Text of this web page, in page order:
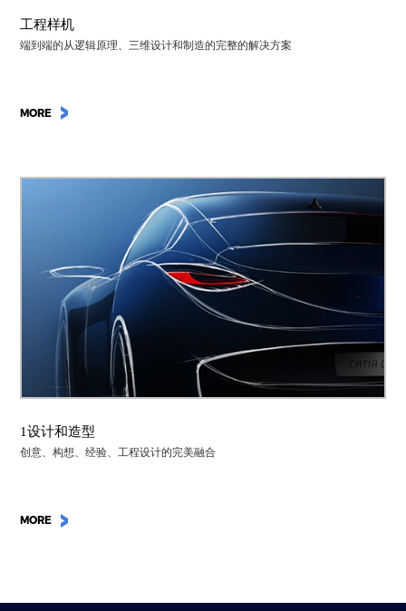
工程样机
端到端的从逻辑原理、三维设计和制造的完整的解决方案
MORE
1设计和造型
创意、构想、经验、工程设计的完美融合
MORE